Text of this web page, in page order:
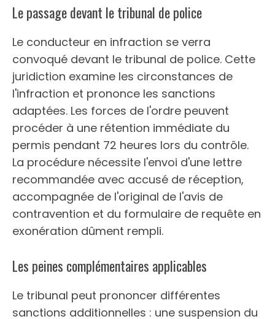
Le passage devant le tribunal de police
Le conducteur en infraction se verra
convoqué devant le tribunal de police. Cette
juridiction examine les circonstances de
l'infraction et prononce les sanctions
adaptées. Les forces de l'ordre peuvent
procéder à une rétention immédiate du
permis pendant 72 heures lors du contrôle.
La procédure nécessite l'envoi d'une lettre
recommandée avec accusé de réception,
accompagnée de l'original de l'avis de
contravention et du formulaire de requête en
exonération dûment rempli.
Les peines complémentaires applicables
Le tribunal peut prononcer différentes
sanctions additionnelles : une suspension du